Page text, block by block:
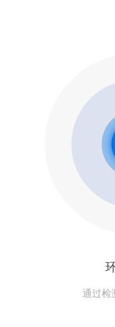
通过检